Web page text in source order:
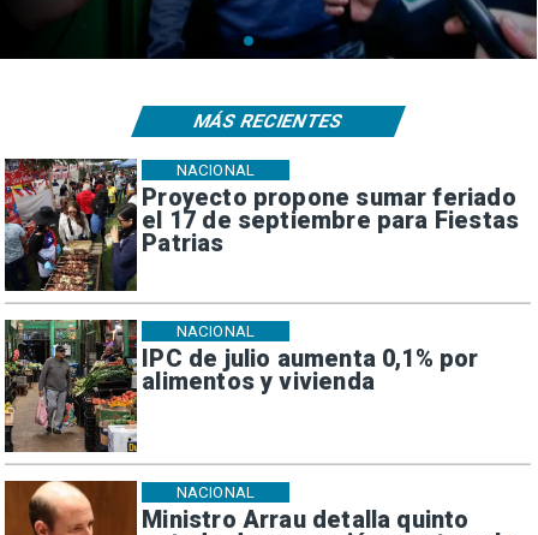
Proyecto propone sumar feriado
el 17 de septiembre para Fiestas
Patrias
NACIONAL
IPC de julio aumenta 0,1% por
alimentos y vivienda
NACIONAL
Ministro Arrau detalla quinto
NACIONAL
MÁS RECIENTES